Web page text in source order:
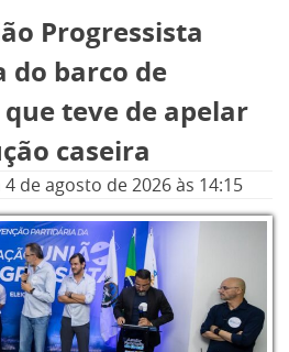
Progressista
do barco de
teve de apelar
caseira
4 de agosto de 2026às 14:15